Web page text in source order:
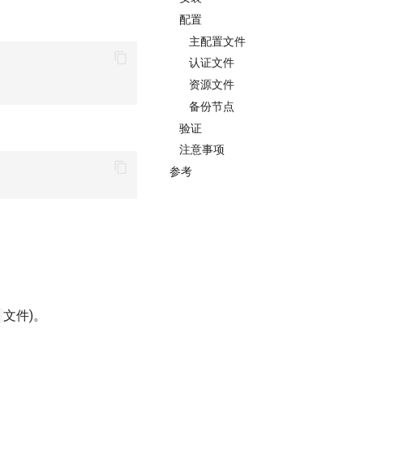
配置
主配置文件
认证文件
资源文件
备份节点
验证
注意事项
参考
文件)。